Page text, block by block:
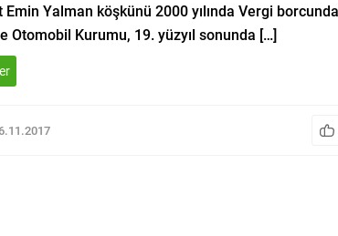
Yalman köşkünü 2000 yılında Vergi
Otomobil Kurumu, 19. yüzyıl sonunda […]